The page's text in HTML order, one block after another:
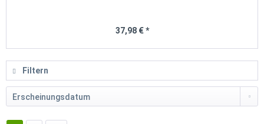
37,98 € *
Filtern